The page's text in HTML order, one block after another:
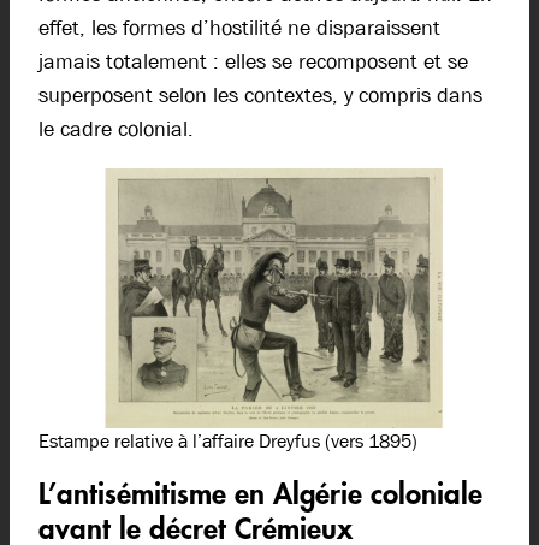
effet, les formes d’hostilité ne disparaissent
jamais totalement : elles se recomposent et se
superposent selon les contextes, y compris dans
le cadre colonial.
Estampe relative à l’affaire Dreyfus (vers 1895)
L’antisémitisme en Algérie coloniale
avant le décret Crémieux